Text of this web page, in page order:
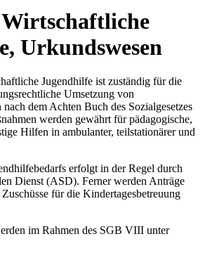
Wirtschaftliche
Urkundswesen
Jugendhilfe ist zuständig für die
Umsetzung von
dem Achten Buch des Sozialgesetzes
werden gewährt für pädagogische,
Hilfen in ambulanter, teilstationärer und
erfolgt in der Regel durch
Dienst (ASD). Ferner werden Anträge
für die Kindertagesbetreuung
im Rahmen des SGB VIII unter